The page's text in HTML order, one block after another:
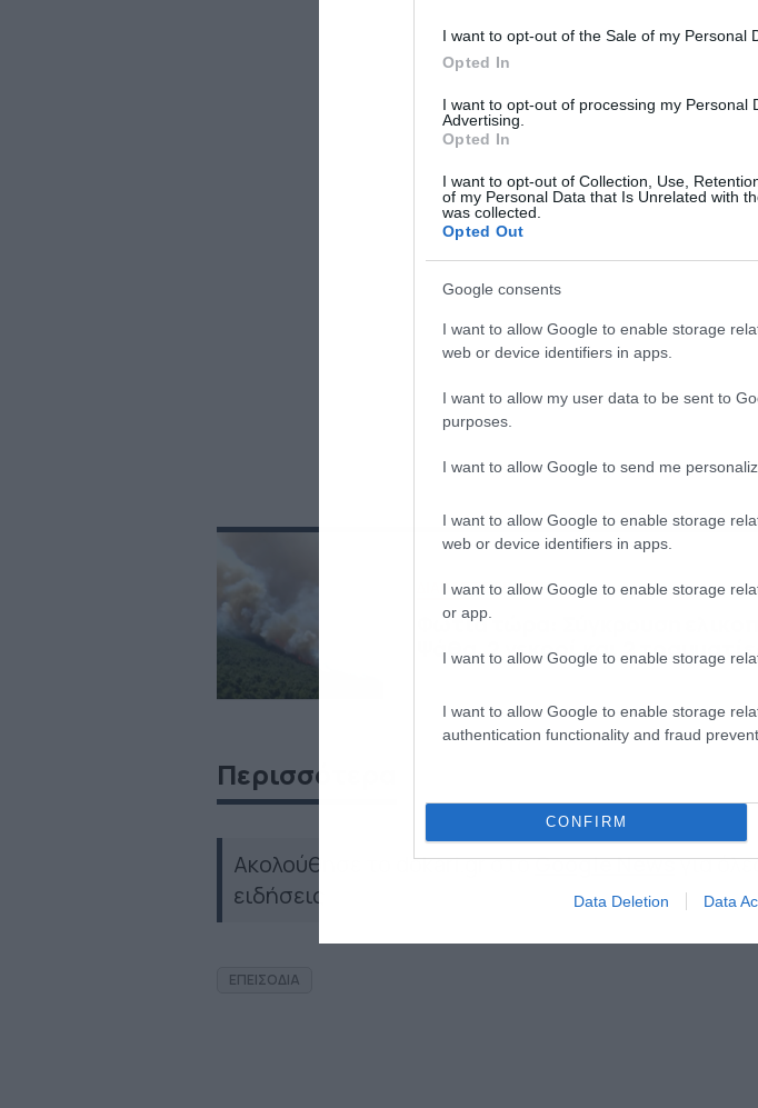
I want to opt-out of the Sale of my Personal
Opted In
I want to opt-out of processing my Personal
Advertising.
Opted In
I want to opt-out of Collection, Use,
of my Personal Data that Is Unrelated with
was collected.
Opted Out
Google consents
I want to allow Google to enable storage
web or device identifiers in apps.
I want to allow my user data to be sent to
purposes.
I want to allow Google to send me
I want to allow Google to enable storage
web or device identifiers in apps.
I want to allow Google to enable storage
or app.
I want to allow Google to enable storage
I want to allow Google to enable storage
authentication functionality and fraud
CONFIRM
Data Deletion Data
ΔΙΑΒΑΣΤΕ ΕΠΙΣΗΣ
Φωτιά τώρα: Σύγκρουση
Ψάθα, 2 νεκροί και 2
Περισσότερα
Ακολούθησε το dokari.gr στοGoogle Newsγια
ειδήσεις
ΕΠΕΙΣΟΔΙΑ